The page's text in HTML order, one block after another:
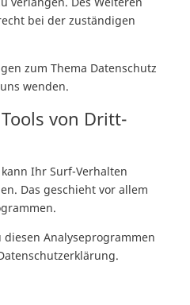
bei der zuständigen
zum Thema Datenschutz
wenden.
von Dritt­
Ihr Surf-Verhalten
Das geschieht vor allem
Analyseprogrammen